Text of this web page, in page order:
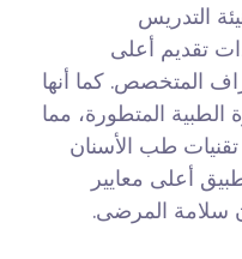
التدريس
تقديم أعلى
المتخصص. كما أنها
المتطورة، مما
تقنيات طب الأسنان
أعلى معايير
سلامة المرضى.